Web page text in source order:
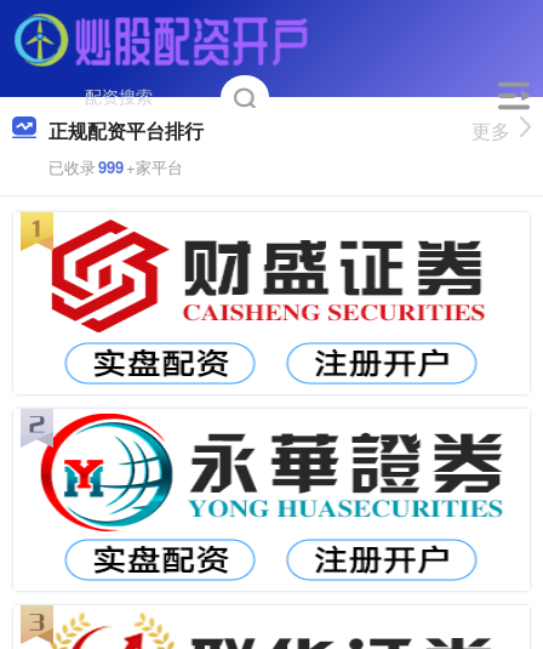
正规配资平台排行
已收录999+家平台
更多